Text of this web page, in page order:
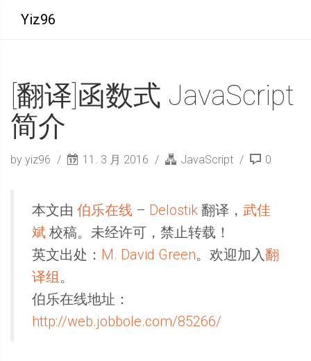
Yiz96
[翻译]函数式 JavaScript
简介
by yiz96 11. 3 月 2016 JavaScript 0
本文由 伯乐在线 – Delostik 翻译， 武佳
斌 校稿。未经许可，禁止转载！
英文出处： M. David Green。欢迎加入翻
译组 。
伯乐在线地址：
http://web.jobbole.com/85266/